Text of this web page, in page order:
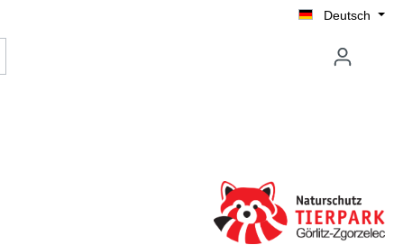
Deutsch